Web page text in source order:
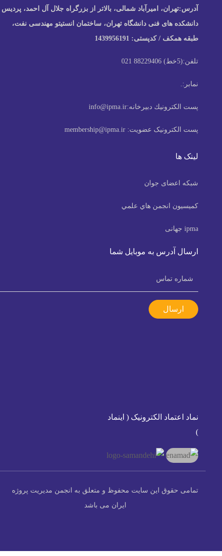
آدرس:تهران، امیرآباد شمالی، بالاتر از بزرگراه جلال آل احمد، پردیس
دانشکده های فنی دانشگاه تهران، ساختمان انستیتو مهندسی نفت،
طبقه همکف / کدپستی: 1439956191
تلفن:(5خط) 88229406 021
نمابر:.
پست الكترونيك دبیرخانه:info@ipma.ir
پست الکترونیک عضویت:membership@ipma.ir
لینک ها
شبکه اعضای جوان
كميسيون انجمن هاي علمي
ipma جهانی
ارسال آدرس به موبایل شما
ارسال
نماد اعتماد الکترونیک ( اینماد
تمامی حقوق این سایت محفوظ و متعلق به انجمن مدیریت پروژه
ایران می باشد